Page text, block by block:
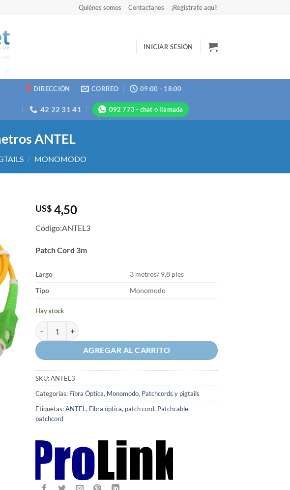
Quiénes somos Contactanos ¡Registrate aquí!
INICIAR SESIÓN
DIRECCIÓN CORREO 09:00 - 18:00
42 22 31 41 092 773 · chat o llamada
ANTEL
/ MONOMODO
US$ 4,50
Código:ANTEL3
Patch Cord 3m
Largo
3 metros/ 9,8 pies
Tipo
Monomodo
Hay stock
Patch Cord fibra óptica 3 metros ANTEL cantidad
AGREGAR AL CARRITO
SKU:ANTEL3
Categorías: Fibra Óptica, Monomodo, Patchcords y pigtails
Etiquetas:ANTEL, Fibra óptica, patch cord, Patchcable,
patchcord